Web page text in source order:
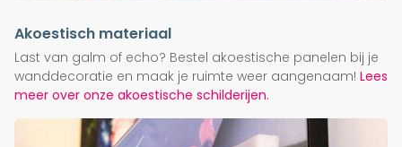
Akoestisch materiaal
Last van galm of echo? Bestel akoestische panelen bij je
wanddecoratie en maak je ruimte weer aangenaam! Lees
meer over onze akoestische schilderijen.